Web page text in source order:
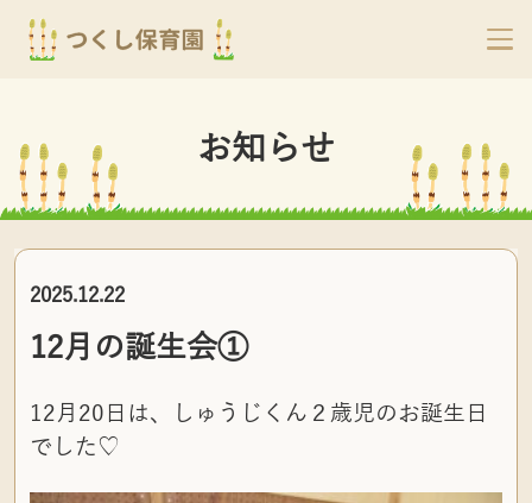
お知らせ
2025.12.22
12月の誕生会①
12月20日は、しゅうじくん２歳児のお誕生日
でした♡